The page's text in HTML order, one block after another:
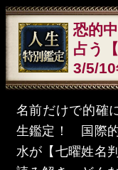
恐的
占う
3/5/
名前だけで的確
生鑑定！ 国際
水が【七曜姓名